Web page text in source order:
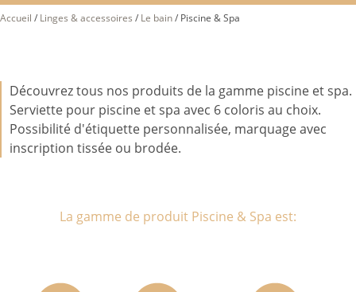
Accueil / Linges & accessoires / Le bain/ Piscine & Spa
Découvrez tous nos produits de la gamme piscine et spa.
Serviette pour piscine et spa avec 6 coloris au choix.
Possibilité d'étiquette personnalisée, marquage avec
inscription tissée ou brodée.
La gamme de produit Piscine & Spa est: